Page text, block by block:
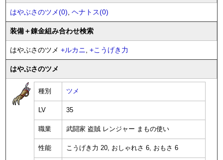
はやぶさのツメ(0), ヘナトス(0)
装備＋錬金組み合わせ検索
はやぶさのツメ +ルカニ, +こうげき力
はやぶさのツメ
種別 ツメ
LV 35
職業 武闘家 盗賊 レンジャー まもの使い
性能 こうげき力 20, おしゃれさ 6, おもさ 6